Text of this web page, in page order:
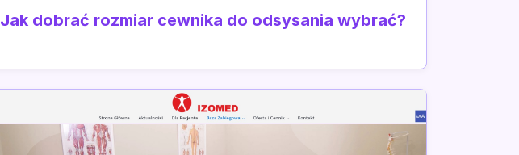
Jak dobrać rozmiar cewnika do odsysania wybrać?